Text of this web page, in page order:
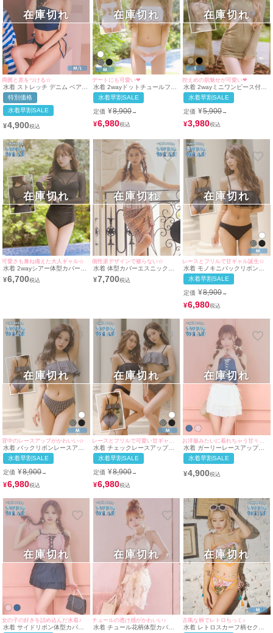
周囲と差をつける☆
水着 ストレッチ デニム ベアト
ップ チューブトップ ギャル ビ
キニ (ネイビー/MIYABI着用)
特別価格
水着早割SALE
¥4,900
在庫切れ
デートにも可愛い❤︎
水着 2wayドットチュールフレ
アバンドゥモノキニバックレー
スアップガーリービキニ
水着早割SALE
定価 ¥8,900→
¥6,980
在庫切れ
控えめの肌魅せが可愛い❤︎
水着 2wayミニワンピース付き
体型カバーセクシー三角ギャル
ビキニ
水着早割SALE
定価 ¥5,900→
¥3,980
在庫切れ
可愛さも兼ね備えた大人ギャル☆
水着 2wayシアー体型カバー長
袖トップス付きセクシーギャル
モノキニビキニ
¥6,700
在庫切れ
個性派デザインで被らない☆
水着 体型カバーエスニック大
判パレオ付きホルターネックバ
ンドゥフリンジギャルビキニ
¥7,700
在庫切れ
レースとフリルで甘ギャル誕生☆
水着 モノキニバックリボンレ
ースアップフレアチェック
水着早割SALE
定価 ¥8,900→
¥6,980
在庫切れ
背中のレースアップがかわいい☆
水着 バックリボンレースアッ
プモノキニフレアチェック水着
水着早割SALE
定価 ¥8,900→
¥6,980
在庫切れ
水着 チェックレースアップバ
ックリボンモノキニフレア水着
水着早割SALE
定価 ¥8,900→
¥6,980
在庫切れ
水着 ガーリーレースアップサ
イドリボン体型カバーフリルビ
スチェビキニ
水着早割SALE
¥4,900
在庫切れ
女の子の好きを詰め込んだ水着♪
水着 サイドリボン体型カバー
在庫切れ
チュールの透け感がかわいい♪
水着 チュール花柄体型カバー
在庫切れ
古風な柄でレトロちっく♪
水着 レトロスカーフ柄セクシ
在庫切れ